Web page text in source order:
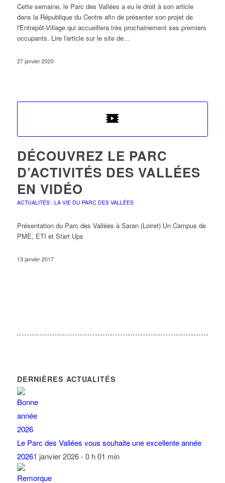
Cette semaine, le Parc des Vallées a eu le droit à son article
dans la République du Centre afin de présenter son projet de
l'Entrepôt-Village qui accueillera très prochainement ses premiers
occupants. Lire l'article sur le site de…
27 janvier 2020
DÉCOUVREZ LE PARC
D’ACTIVITÉS DES VALLÉES
EN VIDÉO
ACTUALITÉS : LA VIE DU PARC DES VALLÉES
Présentation du Parc des Vallées à Saran (Loiret) Un Campus de
PME, ETI et Start Ups
13 janvier 2017
DERNIÈRES ACTUALITÉS
Le Parc des Vallées vous souhaite une excellente année
20261 janvier 2026 - 0 h 01 min